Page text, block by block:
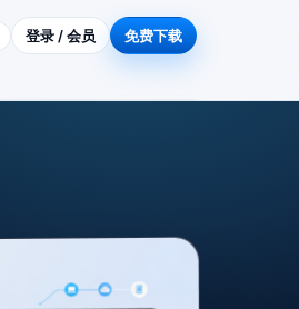
登录 / 会员 免费下载